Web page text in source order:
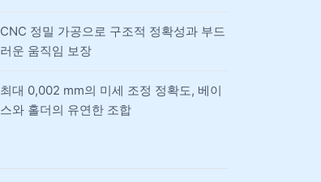
CNC 정밀 가공으로 구조적 정확성과 부드
러운 움직임 보장
최대 0,002 mm의 미세 조정 정확도, 베이
스와 홀더의 유연한 조합